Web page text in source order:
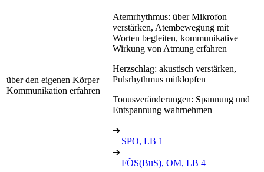
über den eigenen Körper
Kommunikation erfahren
Atemrhythmus: über Mikrofon
verstärken, Atembewegung mit
Worten begleiten, kommunikative
Wirkung von Atmung erfahren
Herzschlag: akustisch verstärken,
Pulsrhythmus mitklopfen
Tonusveränderungen: Spannung und
Entspannung wahrnehmen
➔
SPO, LB 1
➔
FÖS(BuS), OM, LB 4